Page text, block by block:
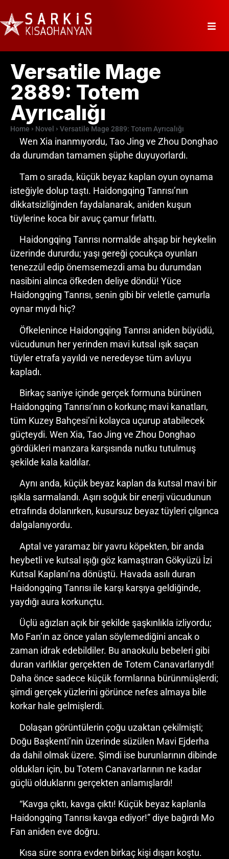
Versatile Mage
2889: Totem
Ayrıcalığı
Home Novel Versatile Mage 2889: Totem Ayrıcalığı
Wen Xia inanmıyordu, Tao Jing ve Zhou Donghao
da durumdan tamamen şüphe duyuyorlardı.
Tam o sırada, küçük beyaz kaplan oyun oynama
isteğiyle dolup taştı. Haidongqing Tanrısı’nın
dikkatsizliğinden faydalanarak, aniden kuşun
tüylerine koca bir avuç çamur fırlattı.
Haidongqing Tanrısı normalde ahşap bir heykelin
üzerinde dururdu; yaşı gereği çocukça oyunları
tenezzül edip önemsemezdi ama bu durumdan
nasibini alınca öfkeden deliye döndü! Yüce
Haidongqing Tanrısı, senin gibi bir veletle çamurla
oynar mıydı hiç?
Öfkelenince Haidongqing Tanrısı aniden büyüdü,
vücudunun her yerinden mavi kutsal ışık saçan
tüyler etrafa yayıldı ve neredeyse tüm avluyu
kapladı.
Birkaç saniye içinde gerçek formuna bürünen
Haidongqing Tanrısı’nın o korkunç mavi kanatları,
tüm Kuzey Bahçesi’ni kolayca uçurup atabilecek
güçteydi. Wen Xia, Tao Jing ve Zhou Donghao
gördükleri manzara karşısında nutku tutulmuş
şekilde kala kaldılar.
Aynı anda, küçük beyaz kaplan da kutsal mavi bir
ışıkla sarmalandı. Aşırı soğuk bir enerji vücudunun
etrafında dolanırken, kusursuz beyaz tüyleri çılgınca
dalgalanıyordu.
Aptal ve yaramaz bir yavru köpekten, bir anda
heybetli ve kutsal ışığı göz kamaştıran Gökyüzü İzi
Kutsal Kaplanı’na dönüştü. Havada asılı duran
Haidongqing Tanrısı ile karşı karşıya geldiğinde,
yaydığı aura korkunçtu.
Üçlü ağızları açık bir şekilde şaşkınlıkla izliyordu;
Mo Fan’ın az önce yalan söylemediğini ancak o
zaman idrak edebildiler. Bu anaokulu bebeleri gibi
duran varlıklar gerçekten de Totem Canavarlarıydı!
Daha önce sadece küçük formlarına bürünmüşlerdi;
şimdi gerçek yüzlerini görünce nefes almaya bile
korkar hale gelmişlerdi.
Dolaşan görüntülerin çoğu uzaktan çekilmişti;
Doğu Başkenti’nin üzerinde süzülen Mavi Ejderha
da dahil olmak üzere. Şimdi ise burunlarının dibinde
oldukları için, bu Totem Canavarlarının ne kadar
güçlü olduklarını gerçekten anlamışlardı!
“Kavga çıktı, kavga çıktı! Küçük beyaz kaplanla
Haidongqing Tanrısı kavga ediyor!” diye bağırdı Mo
Fan aniden eve doğru.
Kısa süre sonra evden birkaç kişi dışarı koştu.